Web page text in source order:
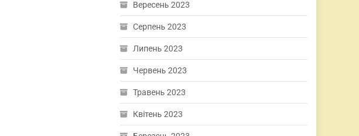
Вересень 2023
Серпень 2023
Липень 2023
Червень 2023
Травень 2023
Квітень 2023